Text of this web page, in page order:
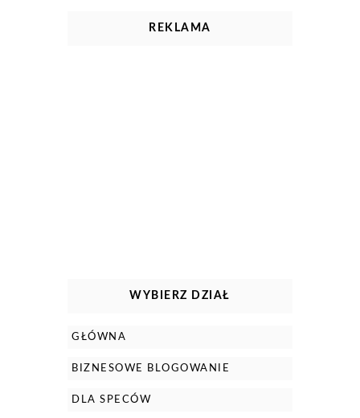
REKLAMA
WYBIERZ DZIAŁ
GŁÓWNA
BIZNESOWE BLOGOWANIE
DLA SPECÓW